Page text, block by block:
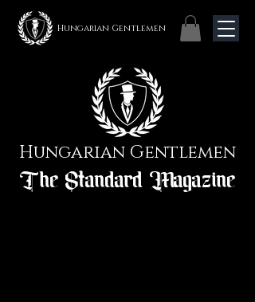
Hungarian Gentlemen
Hungarian Gentlemen
The Standard Magazine